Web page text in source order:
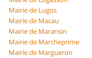
Mairie de Lugos
Mairie de Macau
Mairie de Maransin
Mairie de Marcheprime
Mairie de Margueron